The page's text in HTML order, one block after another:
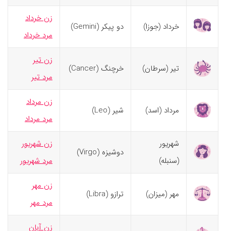
خرداد (جوزا) دو پیکر (Gemini)
زن خرداد
مرد خرداد
تیر (سرطان) خرچنگ (Cancer)
زن تیر
مرد تیر
مرداد (اسد) شیر (Leo)
زن مرداد
مرد مرداد
شهریور
(سنبله)
دوشیزه (Virgo)
زن شهریور
مرد شهریور
مهر (میزان) ترازو (Libra)
زن مهر
مرد مهر
زن آبان